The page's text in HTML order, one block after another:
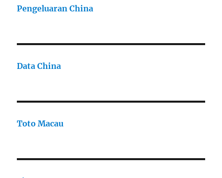
Pengeluaran China
Data China
Toto Macau